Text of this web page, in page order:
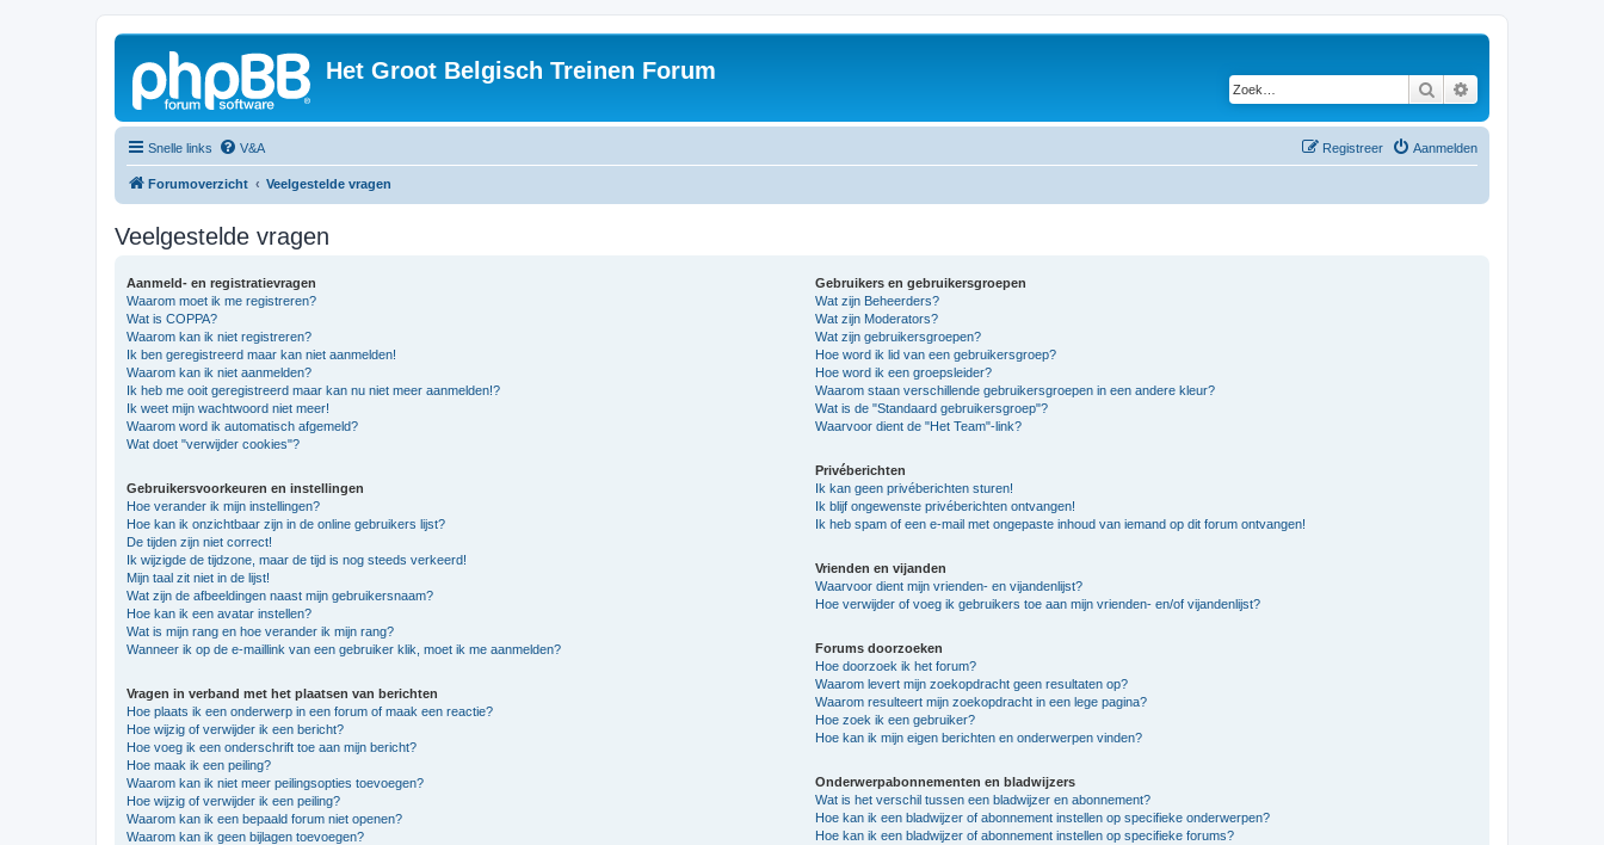
Het Groot Belgisch Treinen Forum
Zoek
Snelle links V&A Aanmelden
Registreer
Forumoverzicht Veelgestelde vragen
Veelgestelde vragen
Aanmeld- en registratievragen
Waarom moet ik me registreren?
Wat is COPPA?
Waarom kan ik niet registreren?
Ik ben geregistreerd maar kan niet aanmelden!
Waarom kan ik niet aanmelden?
Ik heb me ooit geregistreerd maar kan nu niet meer aanmelden!?
Ik weet mijn wachtwoord niet meer!
Waarom word ik automatisch afgemeld?
Wat doet "verwijder cookies"?
Gebruikersvoorkeuren en instellingen
Hoe verander ik mijn instellingen?
Hoe kan ik onzichtbaar zijn in de online gebruikers lijst?
De tijden zijn niet correct!
Ik wijzigde de tijdzone, maar de tijd is nog steeds verkeerd!
Mijn taal zit niet in de lijst!
Wat zijn de afbeeldingen naast mijn gebruikersnaam?
Hoe kan ik een avatar instellen?
Wat is mijn rang en hoe verander ik mijn rang?
Wanneer ik op de e-maillink van een gebruiker klik, moet ik me aanmelden?
Vragen in verband met het plaatsen van berichten
Hoe plaats ik een onderwerp in een forum of maak een reactie?
Hoe wijzig of verwijder ik een bericht?
Hoe voeg ik een onderschrift toe aan mijn bericht?
Hoe maak ik een peiling?
Waarom kan ik niet meer peilingsopties toevoegen?
Hoe wijzig of verwijder ik een peiling?
Waarom kan ik een bepaald forum niet openen?
Waarom kan ik geen bijlagen toevoegen?
Gebruikers en gebruikersgroepen
Wat zijn Beheerders?
Wat zijn Moderators?
Wat zijn gebruikersgroepen?
Hoe word ik lid van een gebruikersgroep?
Hoe word ik een groepsleider?
Waarom staan verschillende gebruikersgroepen in een andere kleur?
Wat is de "Standaard gebruikersgroep"?
Waarvoor dient de "Het Team"-link?
Privéberichten
Ik kan geen privéberichten sturen!
Ik blijf ongewenste privéberichten ontvangen!
Ik heb spam of een e-mail met ongepaste inhoud van iemand op dit forum ontvangen!
Vrienden en vijanden
Waarvoor dient mijn vrienden- en vijandenlijst?
Hoe verwijder of voeg ik gebruikers toe aan mijn vrienden- en/of vijandenlijst?
Forums doorzoeken
Hoe doorzoek ik het forum?
Waarom levert mijn zoekopdracht geen resultaten op?
Waarom resulteert mijn zoekopdracht in een lege pagina?
Hoe zoek ik een gebruiker?
Hoe kan ik mijn eigen berichten en onderwerpen vinden?
Onderwerpabonnementen en bladwijzers
Wat is het verschil tussen een bladwijzer en abonnement?
Hoe kan ik een bladwijzer of abonnement instellen op specifieke onderwerpen?
Hoe kan ik een bladwijzer of abonnement instellen op specifieke forums?